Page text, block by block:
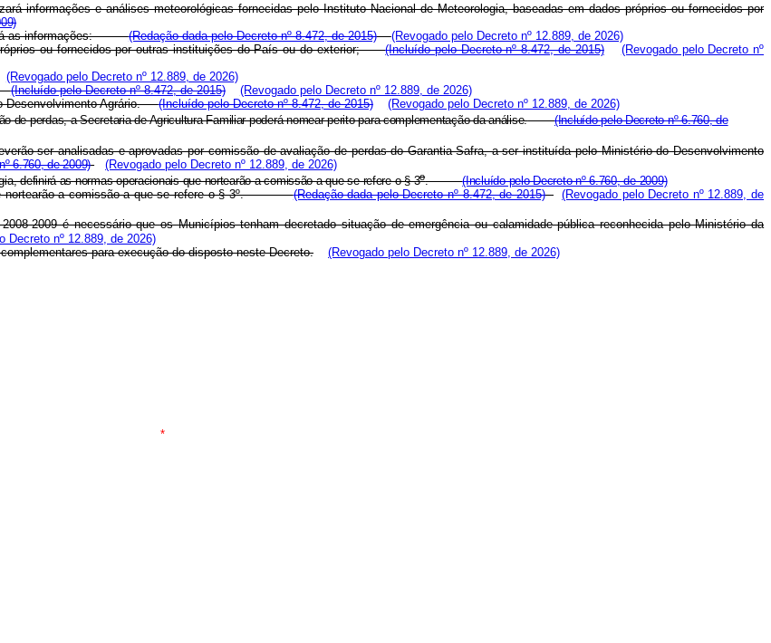
informações e análises meteorológicas fornecidas pelo Instituto Nacional de Meteorologia, baseadas em dados próprios ou fornecidos por
as informações:(Redação dada pelo Decreto nº 8.472, de 2015)
(Revogado pelo Decreto nº 12.889, de 2026)
ou fornecidos por outras instituições do País ou do exterior;(Incluído pelo Decreto nº 8.472, de 2015)
(Revogado pelo Decreto nº
(Revogado pelo Decreto nº 12.889, de 2026)
e(Incluído pelo Decreto nº 8.472, de 2015)
(Revogado pelo Decreto nº 12.889, de 2026)
Desenvolvimento Agrário.(Incluído pelo Decreto nº 8.472, de 2015)
(Revogado pelo Decreto nº 12.889, de 2026)
de perdas, a Secretaria de Agricultura Familiar poderá nomear perito para complementação da análise.
(Incluído pelo Decreto nº 6.760, de
ser analisadas e aprovadas por comissão de avaliação de perdas do Garantia-Safra, a ser instituída pelo Ministério do Desenvolvimento
6.760, de 2009)
(Revogado pelo Decreto nº 12.889, de 2026)
definirá as normas operacionais que nortearão a comissão a que se refere o § 3o.(Incluído pelo Decreto nº 6.760, de 2009)
que nortearão a comissão a que se refere o § 3º.(Redação dada pelo Decreto nº 8.472, de 2015)
(Revogado pelo Decreto nº 12.889, de
2009 é necessário que os Municípios tenham decretado situação de emergência ou calamidade pública reconhecida pelo Ministério da
Decreto nº 12.889, de 2026)
para execução do disposto neste Decreto.
(Revogado pelo Decreto nº 12.889, de 2026)
*